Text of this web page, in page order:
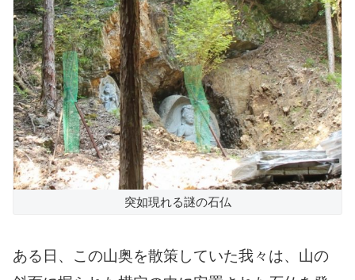
突如現れる謎の石仏
ある日、この山奥を散策していた我々は、山の